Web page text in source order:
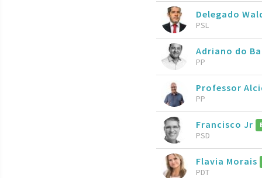
Delegado
PSL
Adriano do
PP
Professor
PP
Francisco Jr
PSD
Flavia Morais
PDT